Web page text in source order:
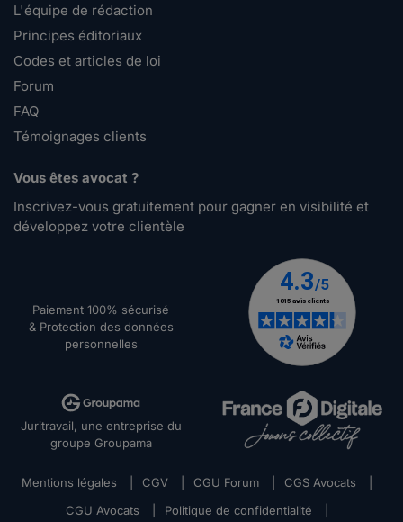
L'équipe de rédaction
Principes éditoriaux
Codes et articles de loi
Forum
FAQ
Témoignages clients
Vous êtes avocat ?
Inscrivez-vous gratuitement pour gagner en visibilité et
développez votre clientèle
Paiement 100% sécurisé
& Protection des données
personnelles
Juritravail, une entreprise du
groupe Groupama
Mentions légales CGV CGU Forum CGS Avocats
CGU Avocats
Politique de confidentialité